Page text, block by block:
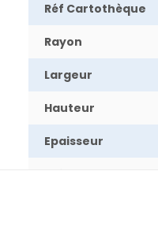
Réf Cartothèque
Rayon
Largeur
Hauteur
Epaisseur